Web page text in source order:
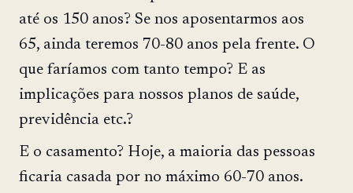
até os 150 anos? Se nos aposentarmos aos
65, ainda teremos 70-80 anos pela frente. O
que faríamos com tanto tempo? E as
implicações para nossos planos de saúde,
previdência etc.?
E o casamento? Hoje, a maioria das pessoas
ficaria casada por no máximo 60-70 anos.